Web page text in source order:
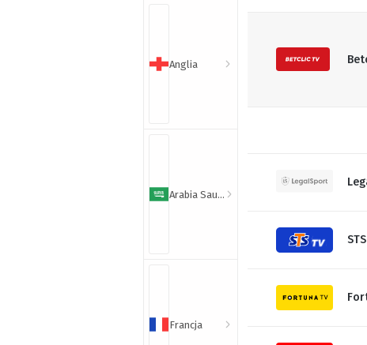
Anglia
Arabia Saudyjska
Francja